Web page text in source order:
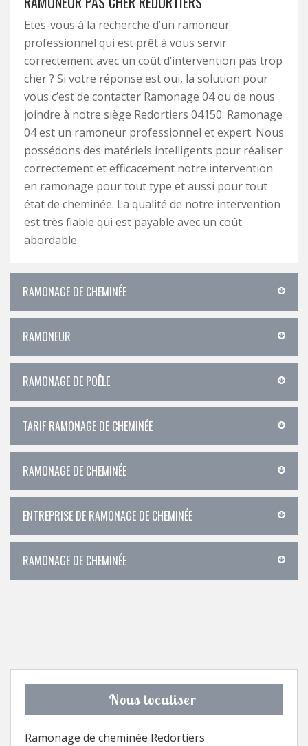
Etes-vous à la recherche d’un ramoneur
professionnel qui est prêt à vous servir
correctement avec un coût d’intervention pas trop
cher ? Si votre réponse est oui, la solution pour
vous c’est de contacter Ramonage 04 ou de nous
joindre à notre siège Redortiers 04150. Ramonage
04 est un ramoneur professionnel et expert. Nous
possédons des matériels intelligents pour réaliser
correctement et efficacement notre intervention
en ramonage pour tout type et aussi pour tout
état de cheminée. La qualité de notre intervention
est très fiable qui est payable avec un coût
abordable.
RAMONAGE DE CHEMINÉE
RAMONEUR
RAMONAGE DE POÊLE
TARIF RAMONAGE DE CHEMINÉE
RAMONAGE DE CHEMINÉE
ENTREPRISE DE RAMONAGE DE CHEMINÉE
RAMONAGE DE CHEMINÉE
Nous localiser
Ramonage de cheminée Redortiers